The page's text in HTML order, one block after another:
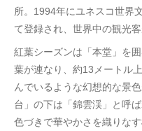
所。1994年にユネスコ世界
て登録され、世界中の観光
紅葉シーズンは「本堂」を
葉が連なり、約13メートル
んでいるような幻想的な景
台」の下は「錦雲渓」と呼
色づきで華やかさを織りな